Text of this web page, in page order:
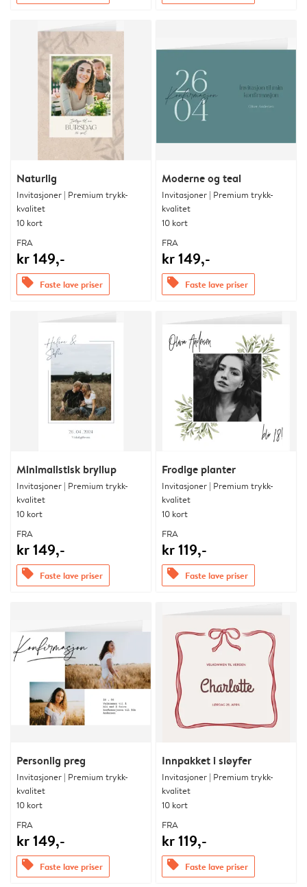
Naturlig
Invitasjoner | Premium trykk-
kvalitet
10 kort
FRA
kr 149,-
offers Faste lave priser
Moderne og teal
Invitasjoner | Premium trykk-
kvalitet
10 kort
FRA
kr 149,-
offers Faste lave priser
Minimalistisk bryllup
Invitasjoner | Premium trykk-
kvalitet
10 kort
FRA
kr 149,-
offers Faste lave priser
Frodige planter
Invitasjoner | Premium trykk-
kvalitet
10 kort
FRA
kr 119,-
offers Faste lave priser
Personlig preg
Invitasjoner | Premium trykk-
kvalitet
10 kort
FRA
kr 149,-
offers Faste lave priser
Innpakket i sløyfer
Invitasjoner | Premium trykk-
kvalitet
10 kort
FRA
kr 119,-
offers Faste lave priser